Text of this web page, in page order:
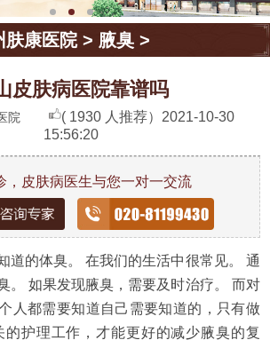
肤康医院> 腋臭 >
皮肤病医院靠谱吗
院 ( 1930 人推荐） 2021-10-30
15:56:20
，皮肤病医生与您一对一交流
的体臭。 在我们的生活中很常见。 通
。 如果发现腋臭，需要及时治疗。 而对
人都需要知道自己需要知道的，只有做
的护理工作，才能更好的减少腋臭的复